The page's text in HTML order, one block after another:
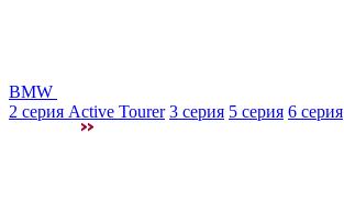
BMW
2 серия Active Tourer 3 серия 5 серия 6 серия